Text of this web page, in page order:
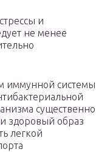
и
не менее
иммунной системы
существенно
здоровый образ
легкой